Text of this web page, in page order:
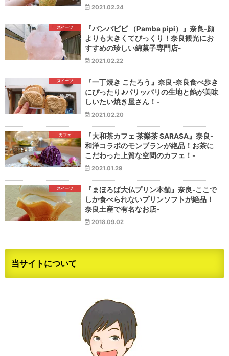
2021.02.24
スイーツ
『パンバピピ （Pamba pipi）』奈良-顔
よりも大きくてびっくり！奈良観光にお
すすめの珍しい綿菓子専門店-
2021.02.22
スイーツ
『一丁焼き こたろう』奈良‐奈良食べ歩き
にぴったり♪パリッパリの生地と餡が美味
しいたい焼き屋さん！‐
2021.02.20
カフェ
『大和茶カフェ 茶樂茶 SARASA』奈良-
和洋コラボのモンブランが絶品！お茶に
こだわった上質な空間のカフェ！-
2021.01.29
スイーツ
『まほろば大仏プリン本舗』奈良-ここで
しか食べられないプリンソフトが絶品！
奈良土産で有名なお店-
2018.09.02
当サイトについて